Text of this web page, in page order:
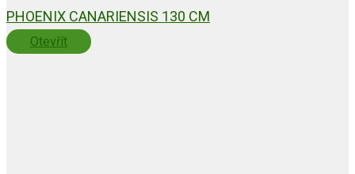
PHOENIX CANARIENSIS 130 CM
Otevřít